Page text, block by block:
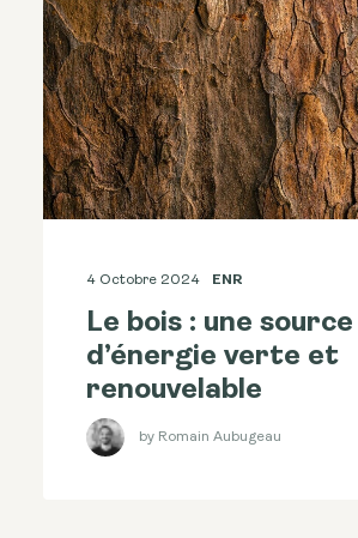
4 Octobre 2024 ENR
Le bois : une source
d’énergie verte et
renouvelable
by Romain Aubugeau